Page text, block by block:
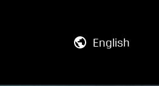
English